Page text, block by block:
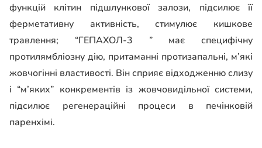
функцій клітин підшлункової залози, підсилює її
ферметативну активність, стимулює кишкове
травлення; “ГЕПАХОЛ-3 ” має специфічну
протилямбліозну дію, притаманні протизапальні, м’які
жовчогінні властивості. Він сприяє відходженню слизу
і “м’яких” конкрементів із жовчовидільної системи,
підсилює регенераційні процеси в печінковій
паренхімі.